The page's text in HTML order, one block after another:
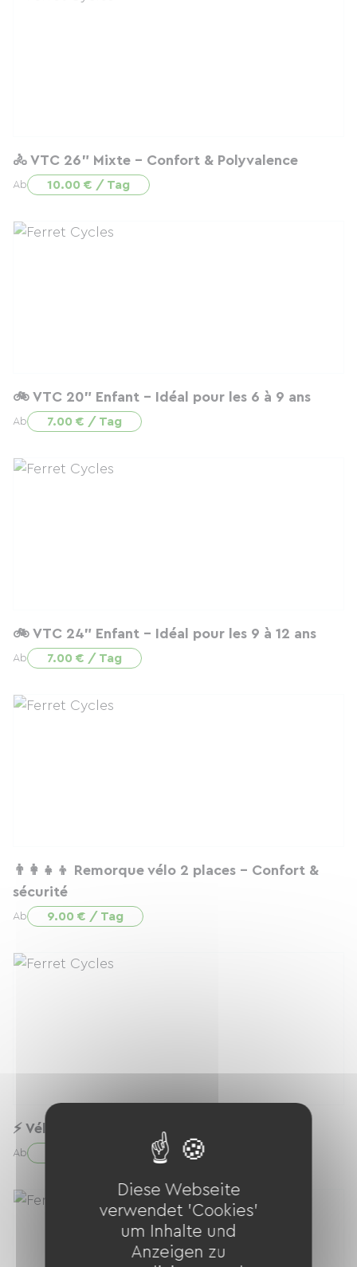
🚴 VTC 26” Mixte – Confort & Polyvalence
Ab 10.00 € / Tag
🚲 VTC 20” Enfant – Idéal pour les 6 à 9 ans
Ab 7.00 € / Tag
🚲 VTC 24” Enfant – Idéal pour les 9 à 12 ans
Ab 7.00 € / Tag
👨‍👩‍👧‍👦 Remorque vélo 2 places – Confort &
sécurité
Ab 9.00 € / Tag
⚡ Vélo Électrique 26” confort & autonomie
Ab
Diese Webseite
verwendet 'Cookies'
um Inhalte und
Anzeigen zu